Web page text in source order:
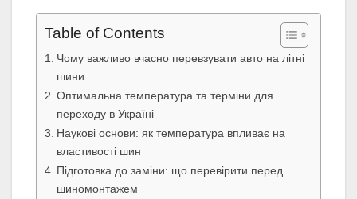
Table of Contents
Чому важливо вчасно перевзувати авто на літні
шини
Оптимальна температура та терміни для
переходу в Україні
Наукові основи: як температура впливає на
властивості шин
Підготовка до заміни: що перевірити перед
шиномонтажем